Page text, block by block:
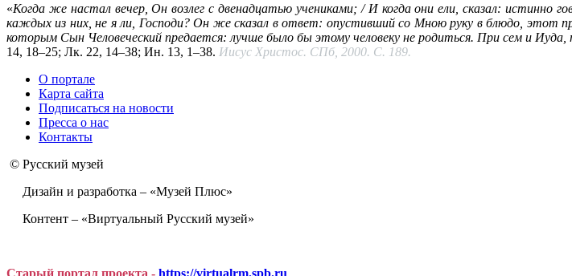
«Когда же настал вечер, Он возлег с двенадцатью учениками; / И когда они ели, сказал: истинно
каждых из них, не я ли, Господи? Он же сказал в ответ: опустивший со Мною руку в блюдо, этот
которым Сын Человеческий предается: лучше было бы этому человеку не родиться. При сем и
14, 18–25; Лк. 22, 14–38; Ин. 13, 1–38. Иисус Христос. СПб, 2000. С. 189.
О портале
Карта сайта
Подписаться на новости
Пресса о нас
Контакты
© Русский музей
Дизайн и разработка – «Музей Плюс»
Контент – «Виртуальный Русский музей»
Старый портал проекта - https://virtualrm.spb.ru